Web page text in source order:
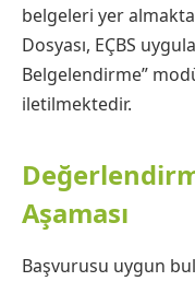
belgeleri yer
Dosyası, EÇBS
Belgelendirme”
iletilmektedir.
Aşaması
Başvurusu uygun